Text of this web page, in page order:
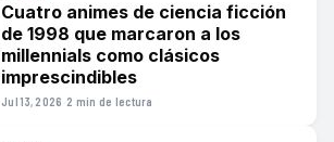
Cuatro animes de ciencia ficción
de 1998 que marcaron a los
millennials como clásicos
imprescindibles
Jul 13, 2026 ·2 min de lectura